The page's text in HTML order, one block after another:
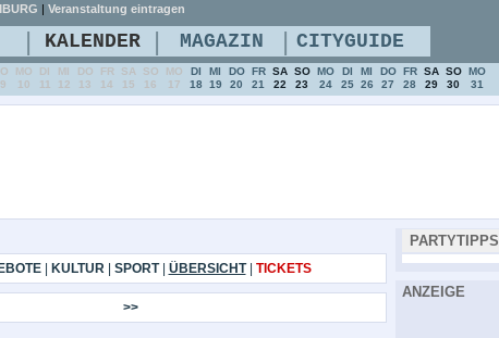
| KULTUR| SPORT| ÜBERSICHT| TICKETS
>>
PARTYTIPPS
ANZEIGE
| Veranstaltung eintragen
| KALENDER | MAGAZIN | CITYGUIDE
MO
10
DI
11
MI
12
DO
13
FR
14
SA
15
SO
16
MO
17
DI
18
MI
19
DO
20
FR
21
SA
22
SO
23
MO
24
DI
25
MI
26
DO
27
FR
28
SA
29
SO
30
MO
31